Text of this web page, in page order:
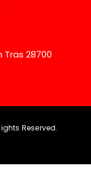
Tras 28700
Reserved.